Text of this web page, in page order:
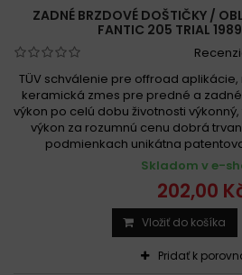
ZADNÉ BRZDOVÉ DOŠTIČKY /
FANTIC 205 TRIAL
TÜV schválenie pre offroad
keramická zmes pre predné a
výkon po celú dobu životnosti
výkon za rozumnú cenu dobrá
podmienkach unikátna
Skladom v e-
202,00
Vložiť do košíka
Pridať k